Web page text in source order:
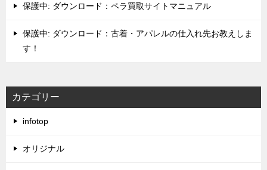
保護中: ダウンロード：ペラ買取サイトマニュアル
保護中: ダウンロード：古着・アパレルの仕入れ先お教えしま
す！
カテゴリー
infotop
オリジナル